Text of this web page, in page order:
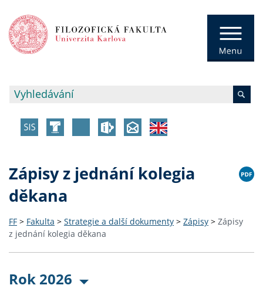
Zápisy z jednání kolegia
děkana
FF > Fakulta > Strategie a další dokumenty > Zápisy > Zápisy
z jednání kolegia děkana
Rok 2026